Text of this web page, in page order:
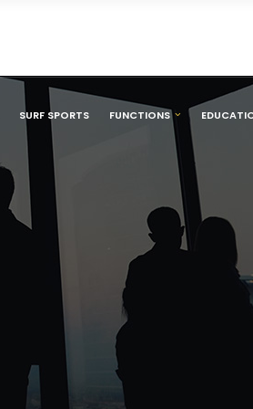
SURF SPORTS FUNCTIONS